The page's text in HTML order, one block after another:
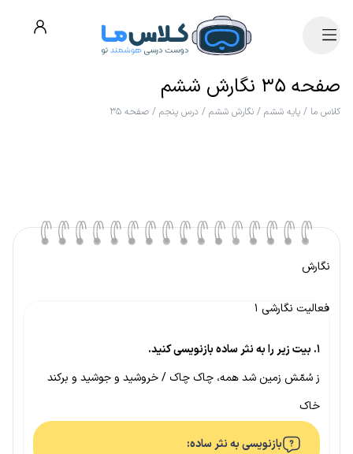
صفحه ۳۵ نگارش ششم
کلاس ما / پایه ششم / نگارش ششم / درس پنجم / صفحه ۳۵
نگارش
فعالیت نگارشی ۱
۱. بیت زیر را به نثر ساده بازنویسی کنید.
ز سُمّش زمین شد همه، چاک چاک / خروشید و جوشید و برکند
خاک
بازنویسی به نثر ساده: